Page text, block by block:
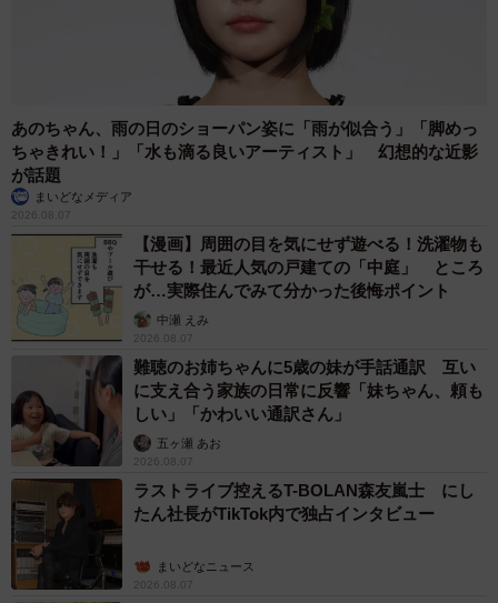
毛刈りぬいぐるみは、1個2750円（税込み）。また六甲山
牧場では羊を判別する赤い耳タグ付きの限定版も販売する
のサイトなどから。メー。
あのちゃん、雨の日のショーパン姿に「雨が似合う」「脚めっ
ちゃきれい！」「水も滴る良いアーティスト」 幻想的な近影
が話題
まいどなメディア
2026.08.07
【漫画】周囲の目を気にせず遊べる！洗濯物も
干せる！最近人気の戸建ての「中庭」 ところ
が…実際住んでみて分かった後悔ポイント
中瀬 えみ
2026.08.07
難聴のお姉ちゃんに5歳の妹が手話通訳 互い
に支え合う家族の日常に反響「妹ちゃん、頼も
しい」「かわいい通訳さん」
五ヶ瀬 あお
2026.08.07
ラストライブ控えるT-BOLAN森友嵐士 にし
たん社長がTikTok内で独占インタビュー
まいどなニュース
2026.08.07